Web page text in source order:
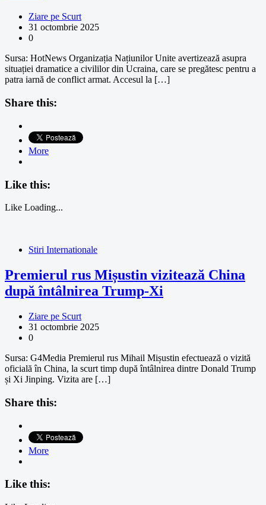
Ziare pe Scurt
31 octombrie 2025
0
Sursa: HotNews Organizația Națiunilor Unite avertizează asupra
situației dramatice a civililor din Ucraina, care se pregătesc pentru a
patra iarnă de conflict armat. Accesul la […]
Share this:
More
Like this:
Like Loading...
Stiri Internationale
Premierul rus Mișustin vizitează China
după întâlnirea Trump-Xi
Ziare pe Scurt
31 octombrie 2025
0
Sursa: G4Media Premierul rus Mihail Mișustin efectuează o vizită
oficială în China, la scurt timp după întâlnirea dintre Donald Trump
și Xi Jinping. Vizita are […]
Share this:
More
Like this: